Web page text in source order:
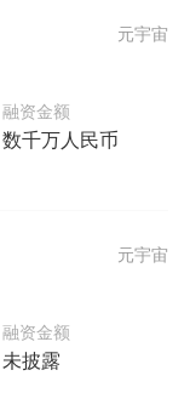
融资金额
数千万人民币
元宇宙
融资金额
未披露
元宇宙